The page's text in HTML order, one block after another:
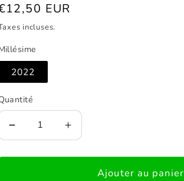
EUR
incluses.
2022
Réduire
la
quantité
Augmenter
la
quantité
Ajouter au panier